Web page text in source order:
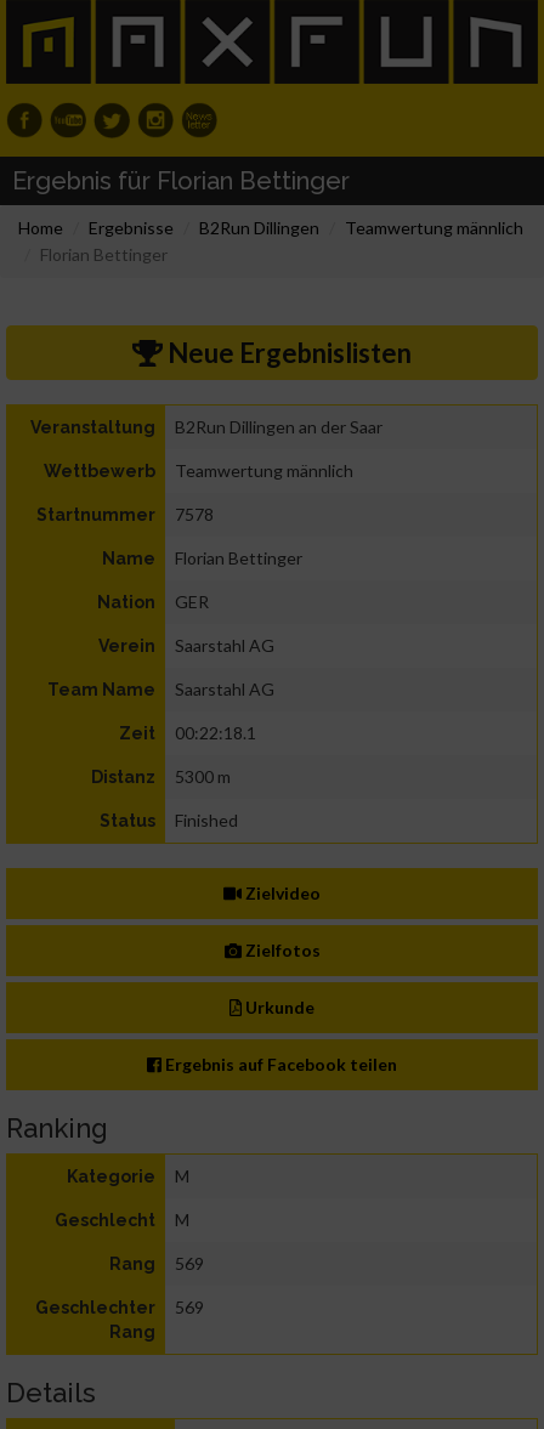
Ergebnis für Florian Bettinger
Home Ergebnisse B2Run Dillingen
Teamwertung männlich
Florian Bettinger
Neue Ergebnislisten
Veranstaltung B2Run Dillingen an der Saar
Wettbewerb Teamwertung männlich
Startnummer 7578
Name Florian Bettinger
Nation GER
Verein Saarstahl AG
Team Name Saarstahl AG
Zeit 00:22:18.1
Distanz 5300 m
Status Finished
Zielvideo
Zielfotos
Urkunde
Ergebnis auf Facebook teilen
Ranking
Kategorie M
Geschlecht M
Rang 569
Geschlechter
Rang
569
Details